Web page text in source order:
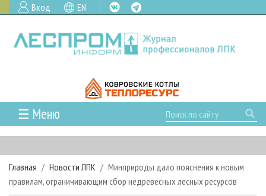
Вход EN
☰ Меню
ГЛАВНАЯ
РУБРИКИ И ТЕМЫ
РУБРИКИ ЖУРНАЛА
НОВОСТИ
Главная Новости ЛПК
Минприроды дало пояснения к новым
правилам, ограничивающим сбор недревесных лесных ресурсов